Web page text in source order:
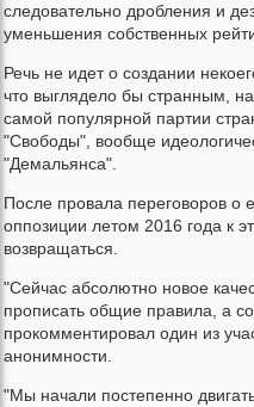
следовательно дробления и
уменьшения собственных
Речь не идет о создании
что выглядело бы странным,
самой популярной партии
"Свободы", вообще
"Демальянса".
После провала переговоров о
оппозиции летом 2016 года к
возвращаться.
"Сейчас абсолютно новое
прописать общие правила, а
прокомментировал один из
анонимности.
"Мы начали постепенно